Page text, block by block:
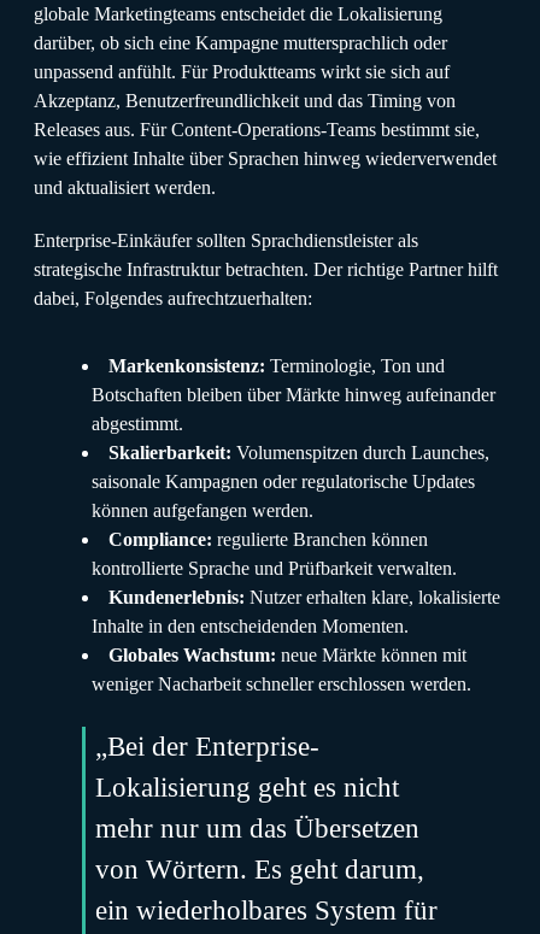
globale Marketingteams entscheidet die Lokalisierung
darüber, ob sich eine Kampagne muttersprachlich oder
unpassend anfühlt. Für Produktteams wirkt sie sich auf
Akzeptanz, Benutzerfreundlichkeit und das Timing von
Releases aus. Für Content-Operations-Teams bestimmt sie,
wie effizient Inhalte über Sprachen hinweg wiederverwendet
und aktualisiert werden.
Enterprise-Einkäufer sollten Sprachdienstleister als
strategische Infrastruktur betrachten. Der richtige Partner hilft
dabei, Folgendes aufrechtzuerhalten:
Markenkonsistenz: Terminologie, Ton und
Botschaften bleiben über Märkte hinweg aufeinander
abgestimmt.
Skalierbarkeit: Volumenspitzen durch Launches,
saisonale Kampagnen oder regulatorische Updates
können aufgefangen werden.
Compliance: regulierte Branchen können
kontrollierte Sprache und Prüfbarkeit verwalten.
Kundenerlebnis: Nutzer erhalten klare, lokalisierte
Inhalte in den entscheidenden Momenten.
Globales Wachstum: neue Märkte können mit
weniger Nacharbeit schneller erschlossen werden.
„Bei der Enterprise-
Lokalisierung geht es nicht
mehr nur um das Übersetzen
von Wörtern. Es geht darum,
ein wiederholbares System für